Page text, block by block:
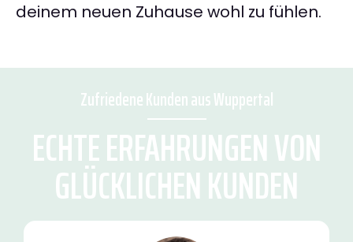
deinem neuen Zuhause wohl zu fühlen.
Zufriedene Kunden aus Wuppertal
ECHTE ERFAHRUNGEN VON
GLÜCKLICHEN KUNDEN